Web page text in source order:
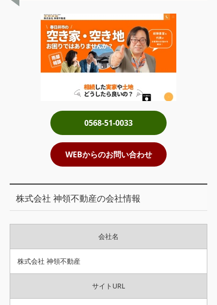
土地売却
税金について
イエジンくんの紹介
利用規約について
掲載受付窓口はこちら
0568-51-0033
WEBからのお問い合わせ
株式会社 神領不動産の会社情報
会社名
株式会社 神領不動産
サイトURL